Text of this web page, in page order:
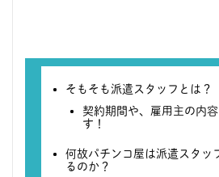
そもそも派遣スタッフとは？
契約期間や、雇用主の内
す！
何故パチンコ屋は派遣スタッ
るのか？